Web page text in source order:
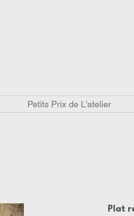
Petits Prix de L'atelier
Plat